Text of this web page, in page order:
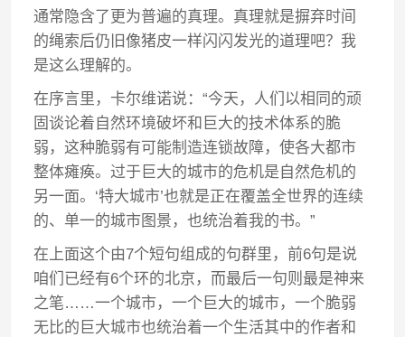
通常隐含了更为普遍的真理。真理就是摒弃时间
的绳索后仍旧像猪皮一样闪闪发光的道理吧？我
是这么理解的。
在序言里，卡尔维诺说：“今天，人们以相同的顽
固谈论着自然环境破坏和巨大的技术体系的脆
弱，这种脆弱有可能制造连锁故障，使各大都市
整体瘫痪。过于巨大的城市的危机是自然危机的
另一面。‘特大城市’也就是正在覆盖全世界的连续
的、单一的城市图景，也统治着我的书。”
在上面这个由7个短句组成的句群里，前6句是说
咱们已经有6个环的北京，而最后一句则最是神来
之笔……一个城市，一个巨大的城市，一个脆弱
无比的巨大城市也统治着一个生活其中的作者和